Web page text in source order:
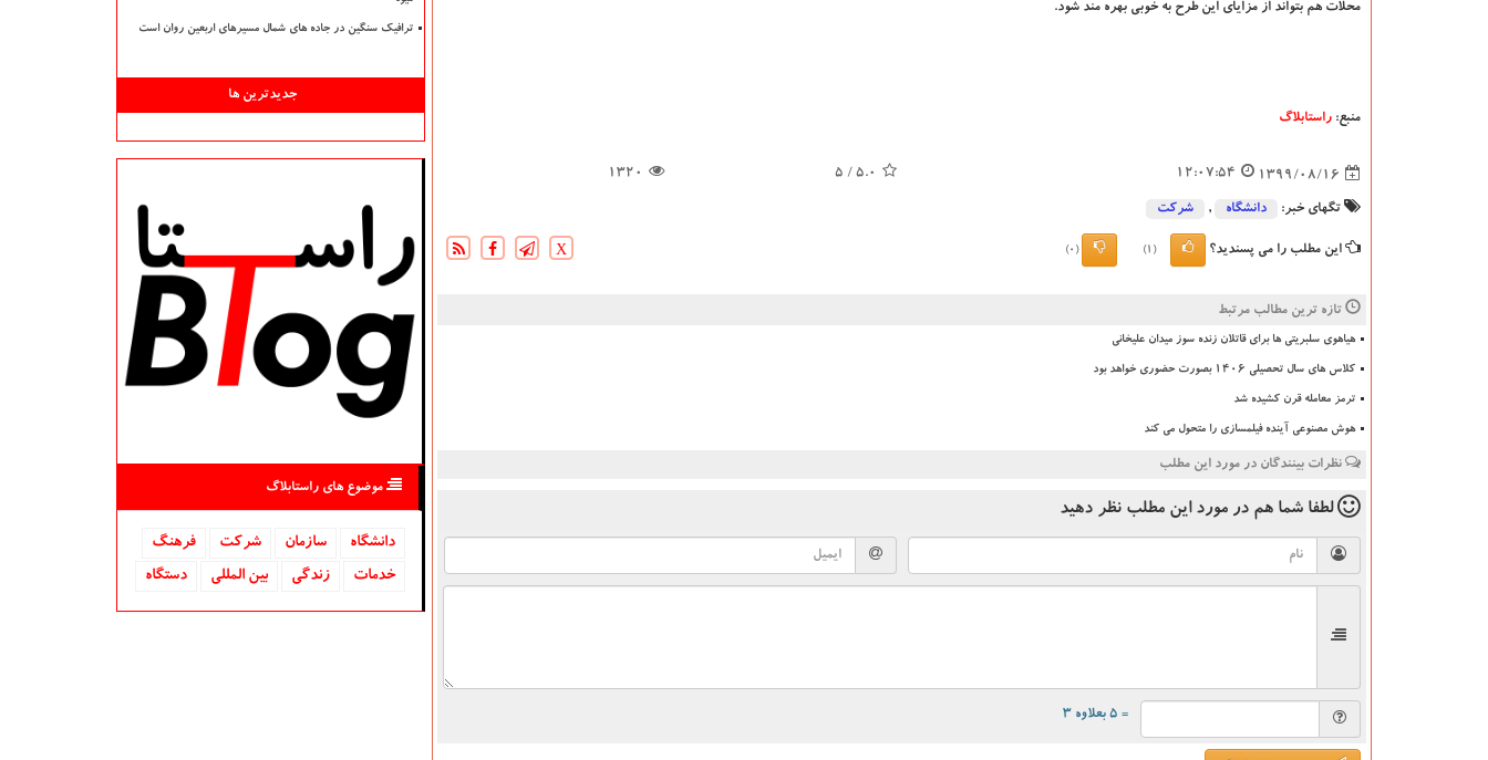
محلات هم بتواند از مزایای این طرح به خوبی بهره مند شود.
منبع: راستابلاگ
1399/08/16
12:07:54
5.0
/ 5
1320
تگهای خبر: دانشگاه‌ , شركت
این مطلب را می پسندید؟ (1)
(0)
X
تازه ترین مطالب مرتبط
هیاهوی سلبریتی ها برای قاتلان زنده سوز میدان علیخانی
کلاس های سال تحصیلی ۱۴۰۶ بصورت حضوری خواهد بود
ترمز معامله قرن کشیده شد
هوش مصنوعی آینده فیلمسازی را متحول می کند
نظرات بینندگان در مورد این مطلب
لطفا شما هم در مورد این مطلب نظر دهید
= ۵ بعلاوه ۳
ترافیک سنگین در جاده های شمال مسیرهای اربعین روان است
جدیدترین ها
موضوع های راستابلاگ
دانشگاه‌ سازمان شركت
فرهنگ
خدمات
زندگی بین المللی دستگاه